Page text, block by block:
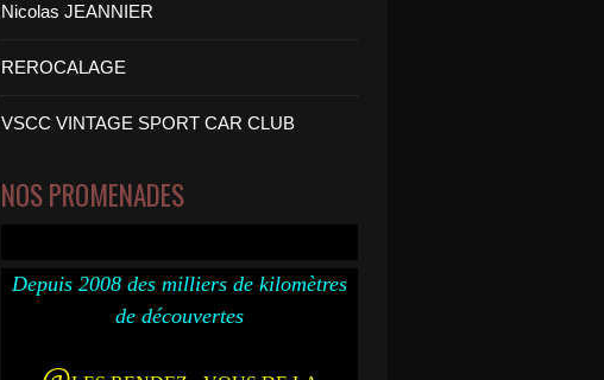
Nicolas JEANNIER
REROCALAGE
VSCC VINTAGE SPORT CAR CLUB
NOS PROMENADES
Depuis 2008 des milliers de kilomètres
de découvertes